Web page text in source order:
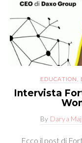
EDUCATION ,
Intervista
By Darya
Ecco il post di